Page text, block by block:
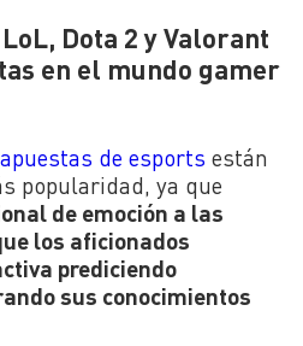
Dota 2 y Valorant
en el mundo gamer
apuestas de esports están
popularidad, ya que
de emoción a las
los aficionados
prediciendo
sus conocimientos